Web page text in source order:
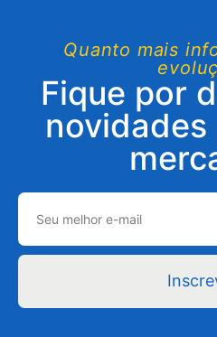
Quanto mais
Fique por